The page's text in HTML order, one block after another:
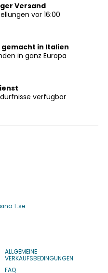
Versand
vor 16:00
gemacht in Italien
in ganz Europa
verfügbar
T.se
ALLGEMEINE
VERKAUFSBEDINGUNGEN
FAQ